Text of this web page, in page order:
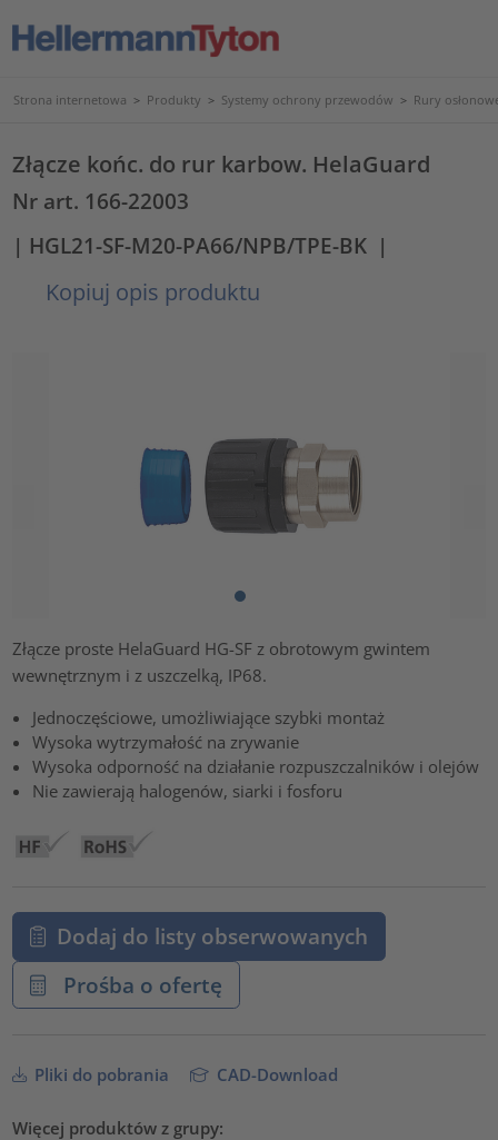
Strona internetowa > Produkty > Systemy ochrony przewodów > Rury
Złącze końc. do rur karbow. HelaGuard
Nr art. 166-22003
| HGL21-SF-M20-PA66/NPB/TPE-BK |
Kopiuj opis produktu
Złącze proste HelaGuard HG-SF z obrotowym gwintem
wewnętrznym i z uszczelką, IP68.
Jednoczęściowe, umożliwiające szybki montaż
Wysoka wytrzymałość na zrywanie
Wysoka odporność na działanie rozpuszczalników i olejów
Nie zawierają halogenów, siarki i fosforu
Dodaj do listy obserwowanych
Prośba o ofertę
Pliki do pobrania CAD-Download
Więcej produktów z grupy: